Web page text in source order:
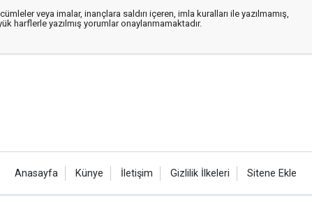
veya imalar, inançlara saldırı içeren, imla kuralları ile yazılmamış,
harflerle yazılmış yorumlar onaylanmamaktadır.
Anasayfa Künye İletişim Gizlilik İlkeleri Sitene Ekle